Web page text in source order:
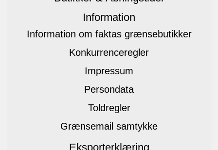
Information
Information om faktas grænsebutikker
Konkurrenceregler
Impressum
Persondata
Toldregler
Grænsemail samtykke
Eksporterklæring